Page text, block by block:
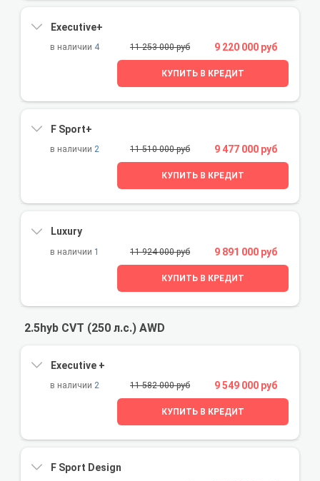
Executive+
4 11 253 000 руб 9 220 000 руб
КУПИТЬ В КРЕДИТ
F Sport+
2 11 510 000 руб 9 477 000 руб
КУПИТЬ В КРЕДИТ
Luxury
1 11 924 000 руб 9 891 000 руб
КУПИТЬ В КРЕДИТ
2.5hyb CVT (250 л.с.) AWD
Executive +
2 11 582 000 руб 9 549 000 руб
КУПИТЬ В КРЕДИТ
F Sport Design